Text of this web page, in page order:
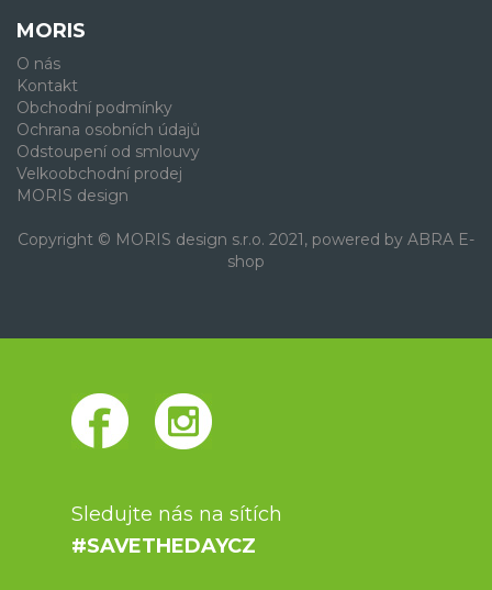
MORIS
O nás
Kontakt
Obchodní podmínky
Ochrana osobních údajů
Odstoupení od smlouvy
Velkoobchodní prodej
MORIS design
Copyright © MORIS design s.r.o. 2021, powered by ABRA E-
shop
Sledujte nás na sítích
#SAVETHEDAYCZ